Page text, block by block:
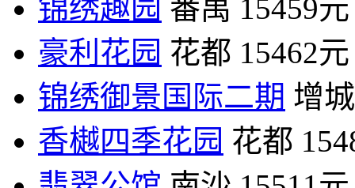
锦绣趣园 番禺 15459元
豪利花园 花都 15462元
锦绣御景国际二期 增城
香樾四季花园 花都